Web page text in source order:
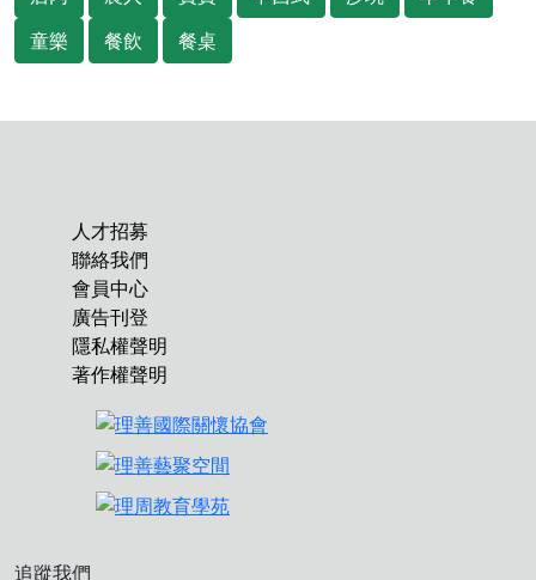
童樂
餐飲 餐桌
人才招募
聯絡我們
會員中心
廣告刊登
隱私權聲明
著作權聲明
追蹤我們